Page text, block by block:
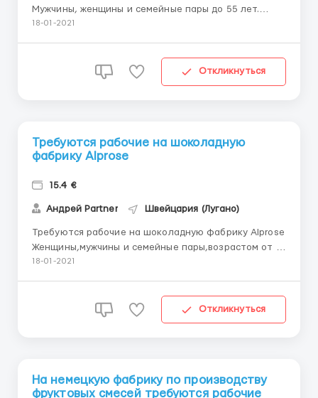
Мужчины, женщины и семейные пары до 55 лет.
Контроль качества продукции, ставить продукцию
Проживание в комфортном доме квартирного типа,
18-01-2021
Откликнуться
Требуются рабочие на шоколадную
фабрику Alprose
15.4 €
Андрей Partner Швейцария (Лугано)
Требуются рабочие на шоколадную фабрику Alprose
Женщины,мужчины и семейные пары,возрастом от 19
до 60 лет. Местоположение:Швейцария , Лугано .
18-01-2021
Откликнуться
На немецкую фабрику по производству
фруктовых смесей требуются рабочие